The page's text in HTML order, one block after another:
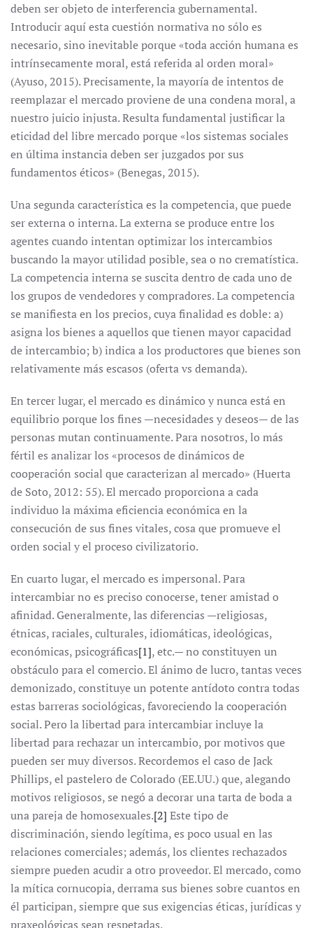
deben ser objeto de interferencia gubernamental.
Introducir aquí esta cuestión normativa no sólo es
necesario, sino inevitable porque «toda acción humana es
intrínsecamente moral, está referida al orden moral»
(Ayuso, 2015). Precisamente, la mayoría de intentos de
reemplazar el mercado proviene de una condena moral, a
nuestro juicio injusta. Resulta fundamental justificar la
eticidad del libre mercado porque «los sistemas sociales
en última instancia deben ser juzgados por sus
fundamentos éticos» (Benegas, 2015).
Una segunda característica es la competencia, que puede
ser externa o interna. La externa se produce entre los
agentes cuando intentan optimizar los intercambios
buscando la mayor utilidad posible, sea o no crematística.
La competencia interna se suscita dentro de cada uno de
los grupos de vendedores y compradores. La competencia
se manifiesta en los precios, cuya finalidad es doble: a)
asigna los bienes a aquellos que tienen mayor capacidad
de intercambio; b) indica a los productores que bienes son
relativamente más escasos (oferta vs demanda).
En tercer lugar, el mercado es dinámico y nunca está en
equilibrio porque los fines —necesidades y deseos— de las
personas mutan continuamente. Para nosotros, lo más
fértil es analizar los «procesos de dinámicos de
cooperación social que caracterizan al mercado» (Huerta
de Soto, 2012: 55). El mercado proporciona a cada
individuo la máxima eficiencia económica en la
consecución de sus fines vitales, cosa que promueve el
orden social y el proceso civilizatorio.
En cuarto lugar, el mercado es impersonal. Para
intercambiar no es preciso conocerse, tener amistad o
afinidad. Generalmente, las diferencias —religiosas,
étnicas, raciales, culturales, idiomáticas, ideológicas,
económicas, psicográficas[1], etc.— no constituyen un
obstáculo para el comercio. El ánimo de lucro, tantas veces
demonizado, constituye un potente antídoto contra todas
estas barreras sociológicas, favoreciendo la cooperación
social. Pero la libertad para intercambiar incluye la
libertad para rechazar un intercambio, por motivos que
pueden ser muy diversos. Recordemos el caso de Jack
Phillips, el pastelero de Colorado (EE.UU.) que, alegando
motivos religiosos, se negó a decorar una tarta de boda a
una pareja de homosexuales.[2] Este tipo de
discriminación, siendo legítima, es poco usual en las
relaciones comerciales; además, los clientes rechazados
siempre pueden acudir a otro proveedor. El mercado, como
la mítica cornucopia, derrama sus bienes sobre cuantos en
él participan, siempre que sus exigencias éticas, jurídicas y
praxeológicas sean respetadas.